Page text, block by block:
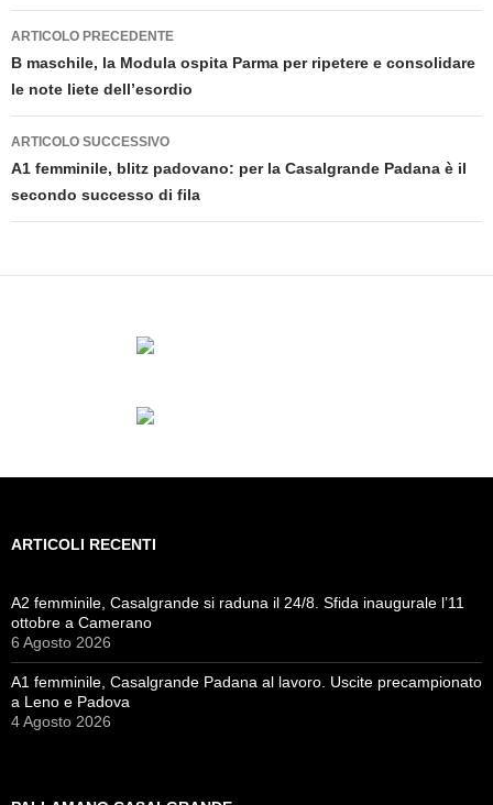
Navigazione
articolo
ARTICOLO PRECEDENTE
B maschile, la Modula ospita Parma per ripetere e consolidare
le note liete dell’esordio
ARTICOLO SUCCESSIVO
A1 femminile, blitz padovano: per la Casalgrande Padana è il
secondo successo di fila
ARTICOLI RECENTI
A2 femminile, Casalgrande si raduna il 24/8. Sfida inaugurale l’11
ottobre a Camerano
6 Agosto 2026
A1 femminile, Casalgrande Padana al lavoro. Uscite precampionato
a Leno e Padova
4 Agosto 2026